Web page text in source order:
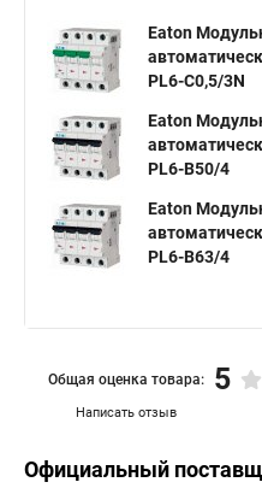
Eaton
PL6-C0,5/3N
Eaton
PL6-B50/4
Eaton
PL6-B63/4
Написать отзыв
Общая оценка товара: 5
Официальный